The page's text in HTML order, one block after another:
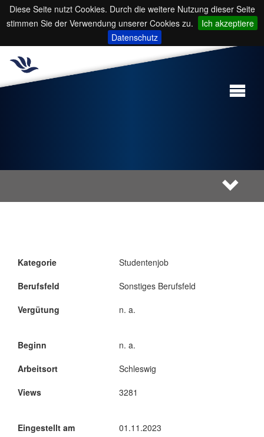
Diese Seite nutzt Cookies. Durch die weitere Nutzung dieser Seite
stimmen Sie der Verwendung unserer Cookies zu.
Ich akzeptiere
Datenschutz
Kategorie
Berufsfeld
Vergütung
Studentenjob
Sonstiges Berufsfeld
n. a.
Beginn
Arbeitsort
Views
n. a.
Schleswig
3281
Eingestellt am 01.11.2023